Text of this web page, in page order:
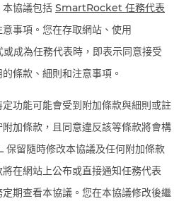
本協議包括 SmartRocket 任務代表
事項。您在存取網站、使用
成為任務代表時，即表示同意接受
條款、細則和注意事項。
功能可能會受到附加條款與細則或註
加條款，且同意違反該等條款將會構
保留隨時修改本協議及任何附加條款
在網站上公布或直接通知任務代表
期查看本協議。您在本協議修改後繼